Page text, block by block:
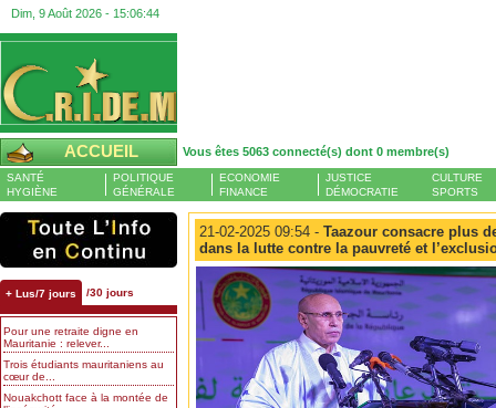
Dim, 9 Août 2026 - 15:06:44
ACCUEIL Vous êtes 5063 connecté(s) dont 0 membre(s)
SANTÉ
HYGIÈNE
POLITIQUE
GÉNÉRALE
ECONOMIE
FINANCE
JUSTICE
DÉMOCRATIE
CULTURE
SPORTS
+ Lus/7 jours /30 jours
Pour une retraite digne en
Mauritanie : relever...
Trois étudiants mauritaniens au
cœur de...
Nouakchott face à la montée de
21-02-2025 09:54 - Taazour consacre plus
dans la lutte contre la pauvreté et